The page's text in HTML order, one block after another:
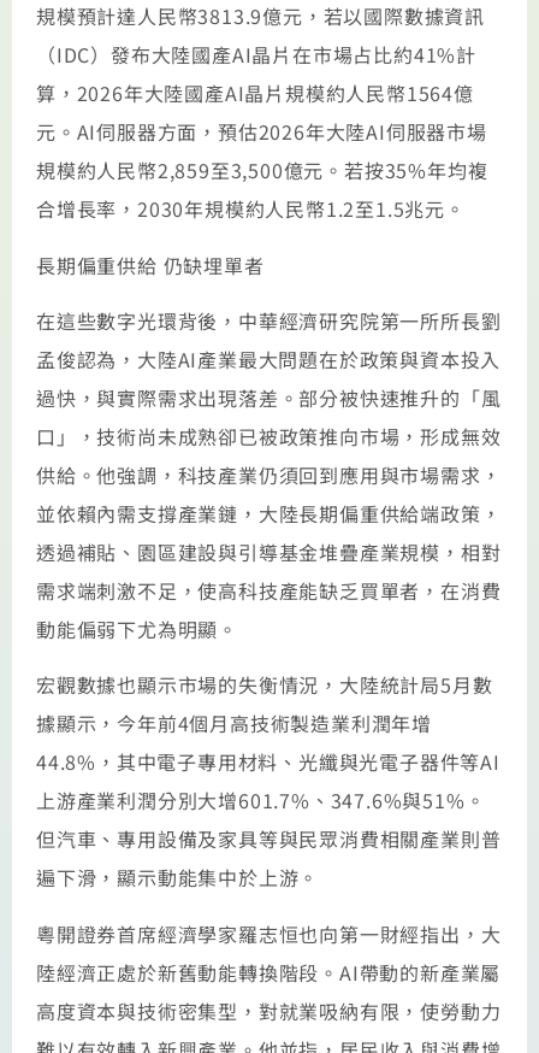
規模預計達人民幣3813.9億元，若以國際數據資訊
（IDC）發布大陸國產AI晶片在市場占比約41%計
算，2026年大陸國產AI晶片規模約人民幣1564億
元。AI伺服器方面，預估2026年‌大陸AI伺服器市場
規模約‌人民幣2,859至3,500億元。若按‌35%年均複
合增長率‌，2030年規模約人民幣1.2至1.5兆元‌。
長期偏重供給 仍缺埋單者
在這些數字光環背後，中華經濟研究院第一所所長劉
孟俊認為，大陸AI產業最大問題在於政策與資本投入
過快，與實際需求出現落差。部分被快速推升的「風
口」，技術尚未成熟卻已被政策推向市場，形成無效
供給。他強調，科技產業仍須回到應用與市場需求，
並依賴內需支撐產業鏈，大陸長期偏重供給端政策，
透過補貼、園區建設與引導基金堆疊產業規模，相對
需求端刺激不足，使高科技產能缺乏買單者，在消費
動能偏弱下尤為明顯。
宏觀數據也顯示市場的失衡情況，大陸統計局5月數
據顯示，今年前4個月高技術製造業利潤年增
44.8%，其中電子專用材料、光纖與光電子器件等AI
上游產業利潤分別大增601.7%、347.6%與51%。
但汽車、專用設備及家具等與民眾消費相關產業則普
遍下滑，顯示動能集中於上游。
粵開證券首席經濟學家羅志恒也向第一財經指出，大
陸經濟正處於新舊動能轉換階段。AI帶動的新產業屬
高度資本與技術密集型，對就業吸納有限，使勞動力